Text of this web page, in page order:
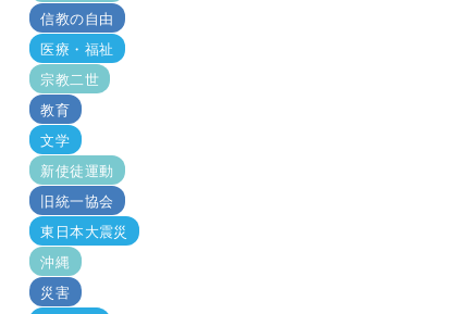
信教の自由
医療・福祉
宗教二世
教育
文学
新使徒運動
旧統一協会
東日本大震災
沖縄
災害